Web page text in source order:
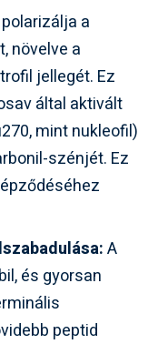
a
növelve a
jellegét. Ez
által aktivált
mint nukleofil)
szénjét. Ez
A
és gyorsan
peptid